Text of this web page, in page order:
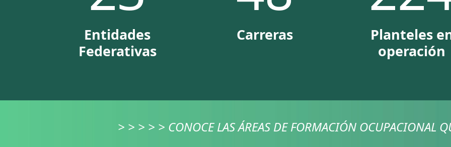
Entidades
Federativas
Carreras
Planteles
operación
> > > > > CONOCE LAS ÁREAS DE FORMACIÓN OCUPACIONAL